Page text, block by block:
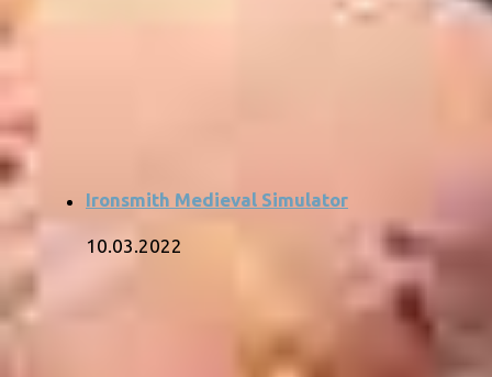
Ironsmith Medieval Simulator
10.03.2022